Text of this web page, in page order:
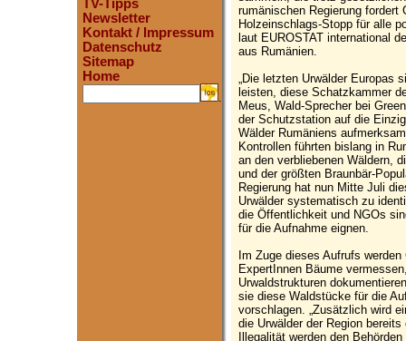
TV-Tipps
Newsletter
Kontakt / Impressum
Datenschutz
Sitemap
Home
.
rumänischen Regierung fordert
Holzeinschlags-Stopp für alle
laut EUROSTAT international
aus Rumänien.
„Die letzten Urwälder Europas
leisten, diese Schatzkammer
Meus, Wald-Sprecher bei
der Schutzstation auf die
Wälder Rumäniens
Kontrollen führten bislang in
an den verbliebenen Wäldern,
und der größten Braunbär-
Regierung hat nun Mitte Juli
Urwälder systematisch zu
die Öffentlichkeit und NGOs
für die Aufnahme eignen.
Im Zuge dieses Aufrufs
ExpertInnen Bäume
Urwaldstrukturen
sie diese Waldstücke für die
vorschlagen. „Zusätzlich wird
die Urwälder der Region
Illegalität werden den